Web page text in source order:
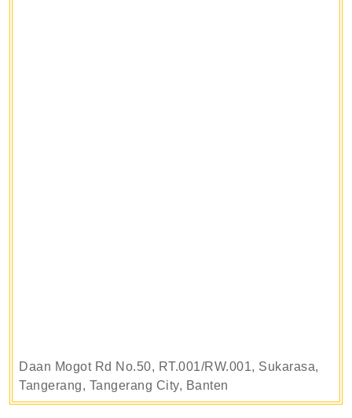
Daan Mogot Rd No.50, RT.001/RW.001, Sukarasa,
Tangerang, Tangerang City, Banten